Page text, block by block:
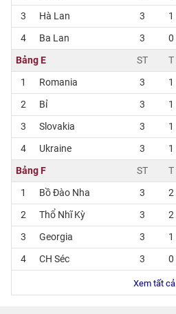
3
Hà Lan 3 1
4
Ba Lan 3 0
Bảng E
ST T
1
Romania 3 1
2
Bỉ 3 1
3
Slovakia 3 1
4
Ukraine 3 1
Bảng F
ST T
1
Bồ Đào Nha 3 2
2
Thổ Nhĩ Kỳ 3 2
3
Georgia 3 1
4
CH Séc 3 0
Xem tất cả